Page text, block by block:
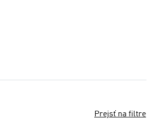
Prejsť na filtre